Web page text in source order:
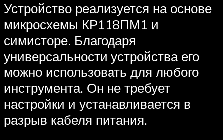
Устройство реализуется на основе
микросхемы КР118ПМ1 и
симисторе. Благодаря
универсальности устройства его
можно использовать для любого
инструмента. Он не требует
настройки и устанавливается в
разрыв кабеля питания.